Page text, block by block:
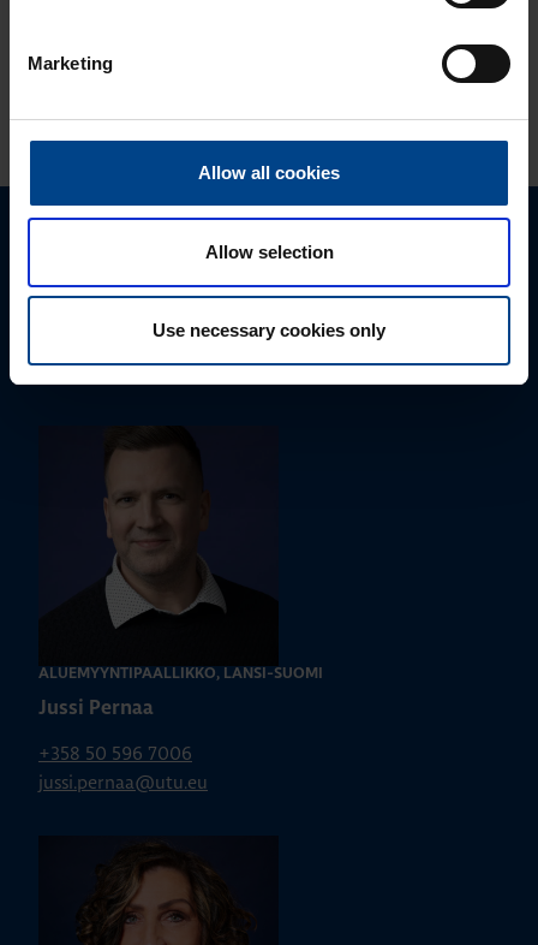
Marketing
Allow all cookies
Allow selection
Use necessary cookies only
parhaan ratkaisun. Otathan yhteyttä puhelimitse,
sähköpostitse tai verkkolomakkeen kautta.
ALUEMYYNTIPÄÄLLIKKÖ, LÄNSI-SUOMI
Jussi Pernaa
+358 50 596 7006
jussi.pernaa@utu.eu